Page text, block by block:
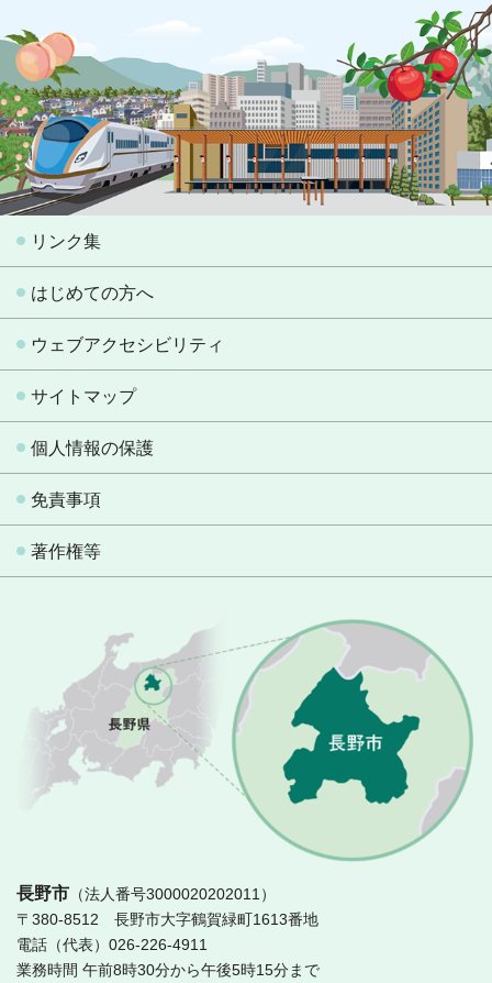
リンク集
はじめての方へ
ウェブアクセシビリティ
サイトマップ
個人情報の保護
免責事項
著作権等
長野市 （法人番号3000020202011）
〒380-8512 長野市大字鶴賀緑町1613番地
電話（代表）026-226-4911
業務時間 午前8時30分から午後5時15分まで